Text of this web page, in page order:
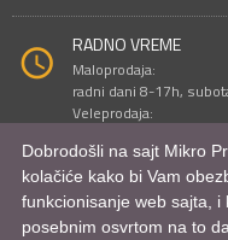
RADNO VREME
Maloprodaja:
radni dani 8-17h,
Veleprodaja:
Sve cene su
© Mikro Princ
Dobrodošli na sajt Mikro
kolačiće kako bi Vam
funkcionisanje web sajta,
posebnim osvrtom na to